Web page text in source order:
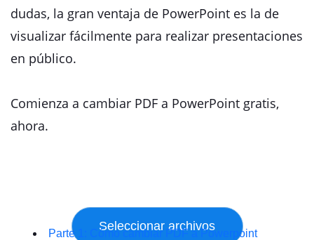
dudas, la gran ventaja de PowerPoint es la de
visualizar fácilmente para realizar presentaciones
en público.
Comienza a cambiar PDF a PowerPoint gratis,
ahora.
Parte 1: Cómo cambiar PDF a Powerpoint